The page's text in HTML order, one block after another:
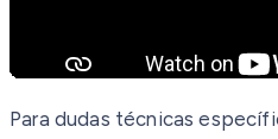
Para dudas técnicas